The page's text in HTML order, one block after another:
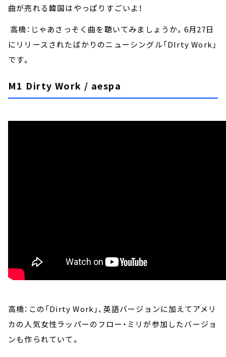
曲が売れる韓国はやっぱりすごいよ！
高橋：じゃあさっそく曲を聴いてみましょうか。6月27日
にリリースされたばかりのニューシングル「DIrty Work」
です。
M1 Dirty Work / aespa
高橋：この「Dirty Work」、英語バージョンに加えてアメリ
カの人気女性ラッパーのフロー・ミリが参加したバージョ
ンも作られていて。